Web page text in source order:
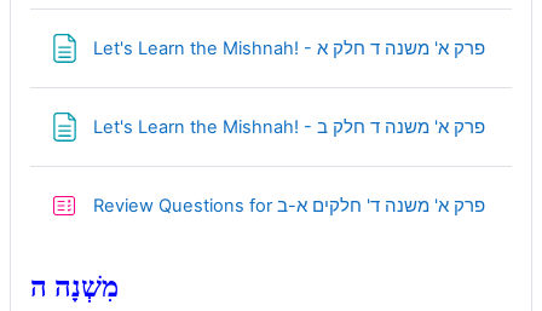
Let's Learn the Mishnah! - פרק א' משנה ד חלק אPage
Let's Learn the Mishnah! - פרק א' משנה ד חלק בPage
Review Questions for פרק א' משנה ד' חלקים א-בQuiz
מִשְׁנָה ה